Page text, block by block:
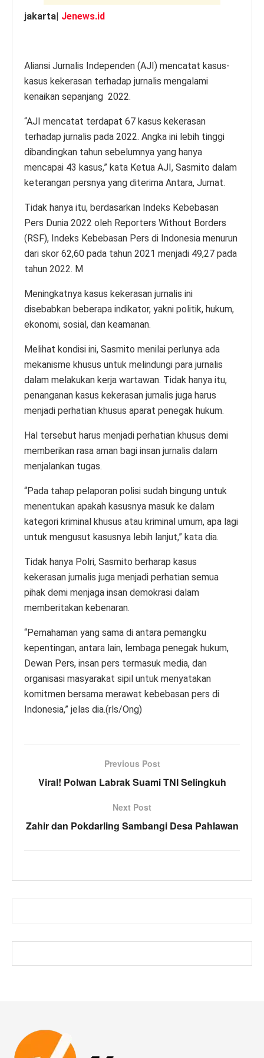
jakarta Jenews.id
Aliansi Jurnalis Independen (AJI) mencatat kasus-
kasus kekerasan terhadap jurnalis mengalami
kenaikan sepanjang 2022.
“AJI mencatat terdapat 67 kasus kekerasan
terhadap jurnalis pada 2022. Angka ini lebih tinggi
dibandingkan tahun sebelumnya yang hanya
mencapai 43 kasus,” kata Ketua AJI, Sasmito dalam
keterangan persnya yang diterima Antara, Jumat.
Tidak hanya itu, berdasarkan Indeks Kebebasan
Pers Dunia 2022 oleh Reporters Without Borders
(RSF), Indeks Kebebasan Pers di Indonesia menurun
dari skor 62,60 pada tahun 2021 menjadi 49,27 pada
tahun 2022. M
Meningkatnya kasus kekerasan jurnalis ini
disebabkan beberapa indikator, yakni politik, hukum,
ekonomi, sosial, dan keamanan.
Melihat kondisi ini, Sasmito menilai perlunya ada
mekanisme khusus untuk melindungi para jurnalis
dalam melakukan kerja wartawan. Tidak hanya itu,
penanganan kasus kekerasan jurnalis juga harus
menjadi perhatian khusus aparat penegak hukum.
Hal tersebut harus menjadi perhatian khusus demi
memberikan rasa aman bagi insan jurnalis dalam
menjalankan tugas.
“Pada tahap pelaporan polisi sudah bingung untuk
menentukan apakah kasusnya masuk ke dalam
kategori kriminal khusus atau kriminal umum, apa lagi
untuk mengusut kasusnya lebih lanjut,” kata dia.
Tidak hanya Polri, Sasmito berharap kasus
kekerasan jurnalis juga menjadi perhatian semua
pihak demi menjaga insan demokrasi dalam
memberitakan kebenaran.
“Pemahaman yang sama di antara pemangku
kepentingan, antara lain, lembaga penegak hukum,
Dewan Pers, insan pers termasuk media, dan
organisasi masyarakat sipil untuk menyatakan
komitmen bersama merawat kebebasan pers di
Indonesia,” jelas dia.(rls/Ong)
Previous Post
Viral! Polwan Labrak Suami TNI Selingkuh
Next Post
Zahir dan Pokdarling Sambangi Desa Pahlawan